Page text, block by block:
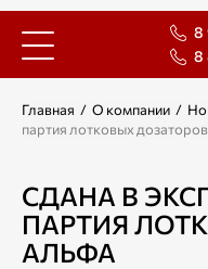
8
8
Главная / О компании /
партия лотковых
СДАНА В
ПАРТИЯ
АЛЬФА